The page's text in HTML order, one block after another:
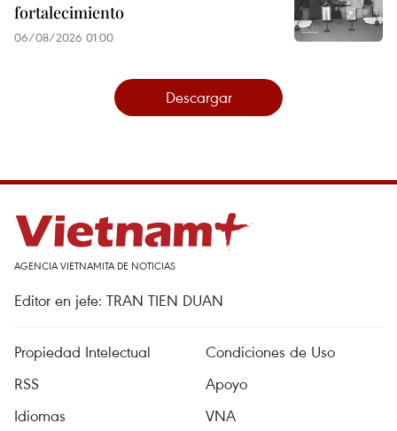
fortalecimiento
06/08/2026 01:00
Descargar
AGENCIA VIETNAMITA DE NOTICIAS
Editor en jefe: TRAN TIEN DUAN
Propiedad Intelectual
Condiciones de Uso
RSS
Apoyo
Idiomas
VNA